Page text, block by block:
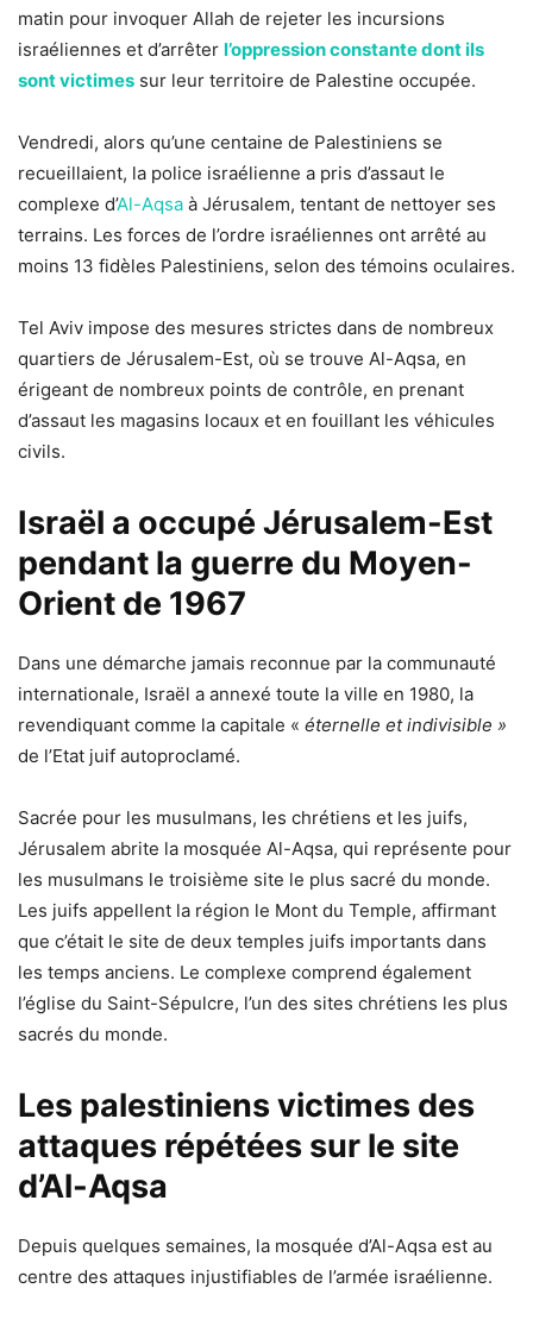
matin pour invoquer Allah de rejeter les incursions
israéliennes et d’arrêter l’oppression constante dont ils
sont victimes sur leur territoire de Palestine occupée.
Vendredi, alors qu’une centaine de Palestiniens se
recueillaient, la police israélienne a pris d’assaut le
complexe d’Al-Aqsa à Jérusalem, tentant de nettoyer ses
terrains. Les forces de l’ordre israéliennes ont arrêté au
moins 13 fidèles Palestiniens, selon des témoins oculaires.
Tel Aviv impose des mesures strictes dans de nombreux
quartiers de Jérusalem-Est, où se trouve Al-Aqsa, en
érigeant de nombreux points de contrôle, en prenant
d’assaut les magasins locaux et en fouillant les véhicules
civils.
Israël a occupé Jérusalem-Est
pendant la guerre du Moyen-
Orient de 1967
Dans une démarche jamais reconnue par la communauté
internationale, Israël a annexé toute la ville en 1980, la
revendiquant comme la capitale « éternelle et indivisible »
de l’Etat juif autoproclamé.
Sacrée pour les musulmans, les chrétiens et les juifs,
Jérusalem abrite la mosquée Al-Aqsa, qui représente pour
les musulmans le troisième site le plus sacré du monde.
Les juifs appellent la région le Mont du Temple, affirmant
que c’était le site de deux temples juifs importants dans
les temps anciens. Le complexe comprend également
l’église du Saint-Sépulcre, l’un des sites chrétiens les plus
sacrés du monde.
Les palestiniens victimes des
attaques répétées sur le site
d’Al-Aqsa
Depuis quelques semaines, la mosquée d’Al-Aqsa est au
centre des attaques injustifiables de l’armée israélienne.